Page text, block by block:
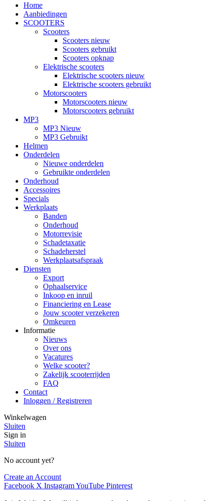
Home
Aanbiedingen
SCOOTERS
Scooters
Scooters nieuw
Scooters gebruikt
Scooters opknap
Elektrische scooters
Elektrische scooters nieuw
Elektrische scooters gebruikt
Motorscooters
Motorscooters nieuw
Motorscooters gebruikt
MP3
MP3 Nieuw
MP3 Gebruikt
Helmen
Onderdelen
Nieuwe onderdelen
Gebruikte onderdelen
Onderhoud
Accessoires
Specials
Werkplaats
Banden
Onderhoud
Motorrevisie
Schadetaxatie
Schadeherstel
Werkplaatsafspraak
Diensten
Export
Ophaalservice
Inkoop en inruil
Financiering en Lease
Jouw scooter verzekeren
Omkeuren
Informatie
Nieuws
Over ons
Vacatures
Welke scooter?
Zakelijk scooterrijden
FAQ
Contact
Inloggen / Registreren
Winkelwagen
Sluiten
Sign in
Sluiten
No account yet?
Create an Account
Facebook X InstagramYouTube Pinterest